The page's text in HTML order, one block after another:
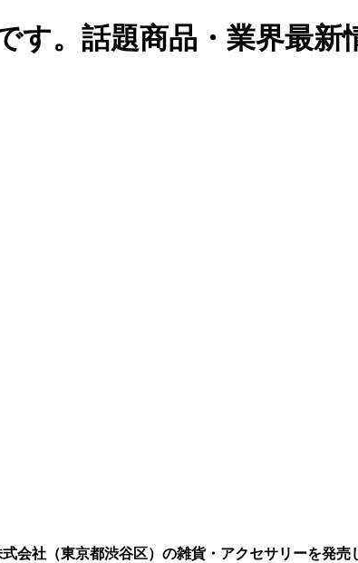
す。話題商品・業界最新
会社（東京都渋谷区）の雑貨・アクセサリーを発売